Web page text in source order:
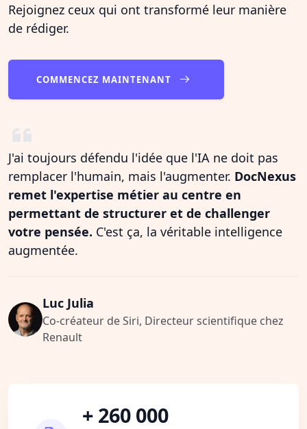
Rejoignez ceux qui ont transformé leur manière
de rédiger.
COMMENCEZ MAINTENANT
J'ai toujours défendu l'idée que l'IA ne doit pas
remplacer l'humain, mais l'augmenter. DocNexus
remet l'expertise métier au centre en
permettant de structurer et de challenger
votre pensée. C'est ça, la véritable intelligence
augmentée.
Luc Julia
Co-créateur de Siri, Directeur scientifique chez
Renault
+ 260 000